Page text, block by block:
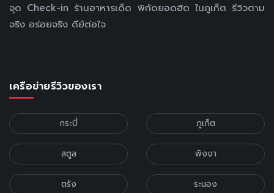
จุด Check-in ร้านอาหารเด็ด พิกัดยอดฮิต ในภูเก็ต รีวิวตาม
จริง อร่อยจริง ดีย์ต่อใจ
เครือข่ายรีวิวของเรา
กระบี่ ภูเก็ต
สตูล พังงา
ตรัง ระนอง